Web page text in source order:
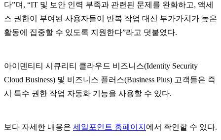
다”며, “IT 및 보안 인력 부족과 관련된 문제를 완화하고, 액세
스 권한이 부여된 사용자들이 반복 작업 대신 부가가치가 높은
활동에 집중할 수 있도록 지원한다”라고 덧붙였다.
아이덴티티 시큐리티 클라우드 비즈니스(Identity Security
Cloud Business) 및 비즈니스 플러스(Business Plus) 고객들은 즉
시 특수 권한 작업 자동화 기능을 사용할 수 있다.
보다 자세한 내용은 세일포인트 홈페이지 에서 확인할 수 있다.